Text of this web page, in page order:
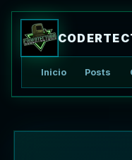
Inicio Posts